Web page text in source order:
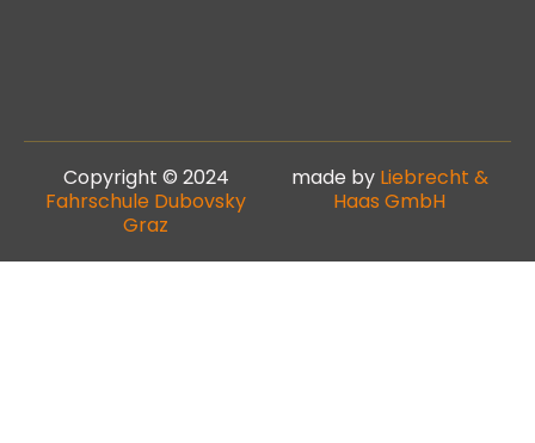
Copyright © 2024
Fahrschule Dubovsky
Graz
made by Liebrecht &
Haas GmbH